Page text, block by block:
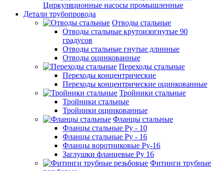
Циркуляционные насосы промышленные
Детали трубопровода
Отводы стальные
Отводы стальные крутоизогнутые 90
градусов
Отводы стальные гнутые длинные
Отводы оцинкованные
Переходы стальные
Переходы концентрические
Переходы концентрические оцинкованные
Тройники стальные
Тройники стальные
Тройники оцинкованные
Фланцы стальные
Фланцы стальные Ру - 10
Фланцы стальные Ру - 16
Фланцы воротниковые Ру-16
Заглушки фланцевые Ру 16
Фитинги трубные